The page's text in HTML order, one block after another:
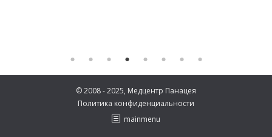
© 2008 - 2025, Медцентр Панацея
Политика конфиденциальности
mainmenu